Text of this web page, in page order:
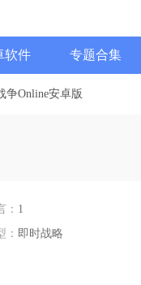
软件 专题合集
争Online安卓版
： 1
： 即时战略